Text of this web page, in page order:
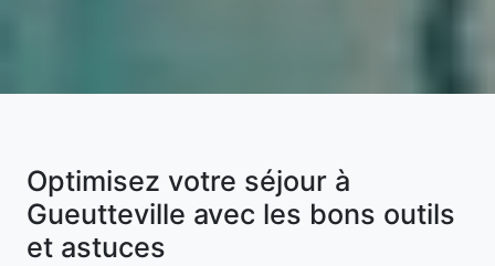
Optimisez votre séjour à
Gueutteville avec les bons outils
et astuces